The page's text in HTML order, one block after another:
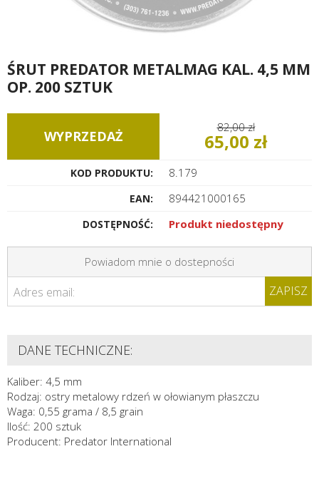
ŚRUT PREDATOR METALMAG KAL. 4,5 MM
OP. 200 SZTUK
WYPRZEDAŻ
82,00 zł
65,00 zł
KOD PRODUKTU: 8.179
EAN: 894421000165
DOSTĘPNOŚĆ: Produkt niedostępny
Powiadom mnie o dostepności
Adres email: ZAPISZ
DANE TECHNICZNE:
Kaliber: 4,5 mm
Rodzaj: ostry metalowy rdzeń w ołowianym płaszczu
Waga: 0,55 grama / 8,5 grain
Ilość: 200 sztuk
Producent: Predator International